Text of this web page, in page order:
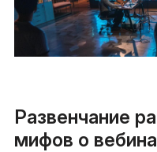
Развенчание
мифов о